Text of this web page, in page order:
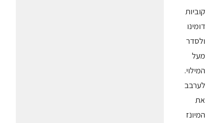
קוביות
דומינו
ולסדר
מעל
המילוי.
לערבב
את
המיונז